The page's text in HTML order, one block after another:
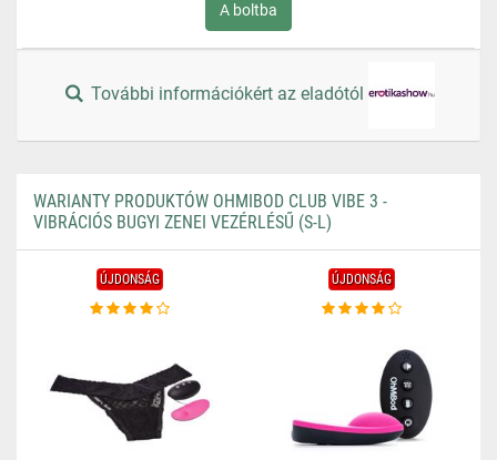
A boltba
További információkért az eladótól
WARIANTY PRODUKTÓW OHMIBOD CLUB VIBE 3 -
VIBRÁCIÓS BUGYI ZENEI VEZÉRLÉSŰ (S-L)
ÚJDONSÁG ÚJDONSÁG